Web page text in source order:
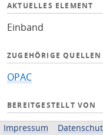
AKTUELLES ELEMENT
Einband
ZUGEHÖRIGE QUELLEN
OPAC
BEREITGESTELLT VON
Niedersächsische
Impressum